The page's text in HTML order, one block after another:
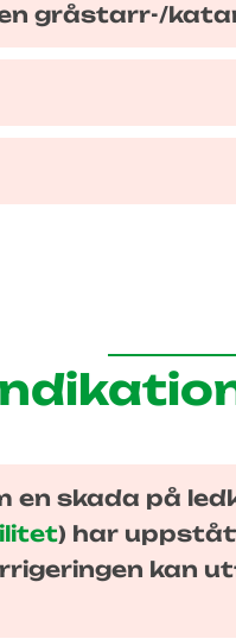
gråstarr-/
en skada på
) har
kan